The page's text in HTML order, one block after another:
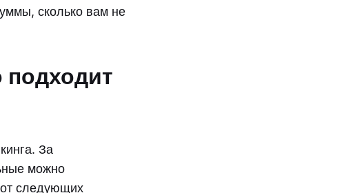
сколько вам не
подходит
За
можно
от следующих